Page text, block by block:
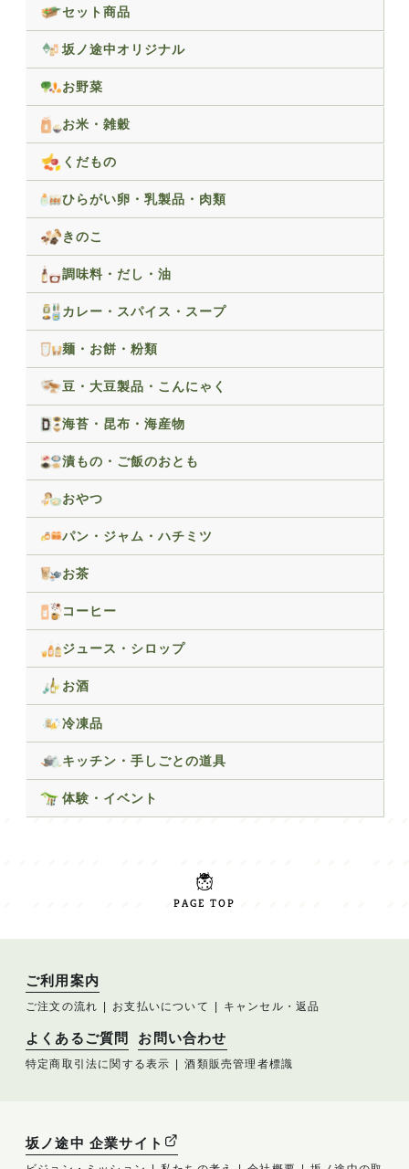
セット商品
坂ノ途中オリジナル
お野菜
お米・雑穀
くだもの
ひらがい卵・乳製品・肉類
きのこ
調味料・だし・油
カレー・スパイス・スープ
麺・お餅・粉類
豆・大豆製品・こんにゃく
海苔・昆布・海産物
漬もの・ご飯のおとも
おやつ
パン・ジャム・ハチミツ
お茶
コーヒー
ジュース・シロップ
お酒
冷凍品
キッチン・手しごとの道具
体験・イベント
PAGE TOP
ご利用案内
ご注文の流れ お支払いについて キャンセル・返品
よくあるご質問 お問い合わせ
特定商取引法に関する表示 酒類販売管理者標識
坂ノ途中 企業サイト